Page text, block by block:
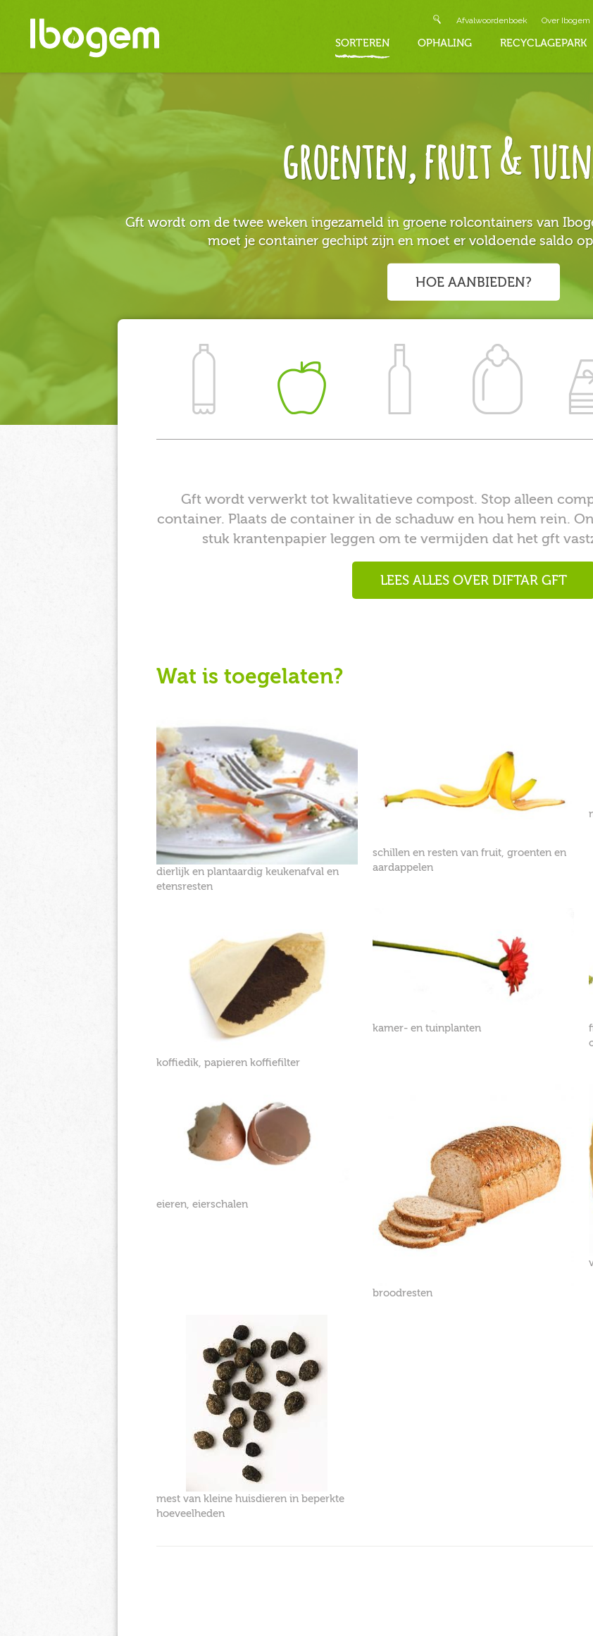
Afvalwoordenboek Over Ibogem
SORTEREN OPHALING RECYCLAGEPARK
groenten, fruit &
Gft wordt om de twee weken ingezameld in groene rolcontainers van
moet je container gechipt zijn en moet er voldoende saldo
HOE AANBIEDEN?
Gft wordt verwerkt tot kwalitatieve compost. Stop alleen
container. Plaats de container in de schaduw en hou hem rein.
stuk krantenpapier leggen om te vermijden dat het gft
LEES ALLES OVER DIFTAR GFT
Wat is toegelaten?
dierlijk en plantaardig keukenafval en
etensresten
schillen en resten van fruit, groenten en
aardappelen
koffiedik, papieren koffiefilter
kamer- en tuinplanten
eieren, eierschalen
broodresten
mest van kleine huisdieren in beperkte
hoeveelheden